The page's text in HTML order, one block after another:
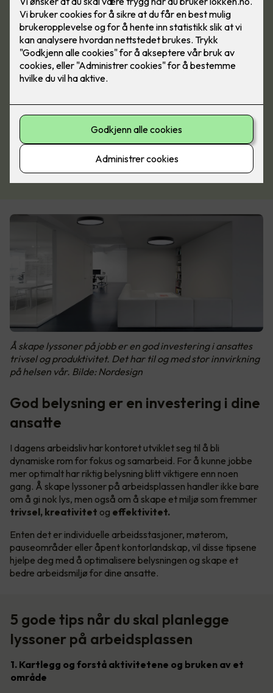
Å skape lyssoner på jobb er en god investering i ansattes
trivsel og produktivitet. Det har til og med stor innvirkning
på helsen vår. Bilde: Nordesign
God belysning er en investering i dine
ansatte
I dagens arbeidsliv har kontoret utviklet seg til å bli
dynamiske rom for fokus og samarbeid. For å kunne jobbe
mer optimalt har riktig belysning blitt viktigere enn noen
gang. Å skape lyssoner på arbeidsplassen handler ikke bare
om å gi nok lys, men også om å skape et miljø som fremmer
trivsel, kreativitet og effektivitet.
Enten det er individuelle arbeidsstasjoner, møterom,
pauseområder eller åpent kontorlandskap, vil disse tipsene
hjelpe deg med å optimalisere belysningen og skape et
bedre arbeidsmiljø for dine ansatte.
5 gode tips når du skal planlegge
lyssoner på arbeidsplassen
1. Kartlegg og forstå aktivitetene og bruken av et
område